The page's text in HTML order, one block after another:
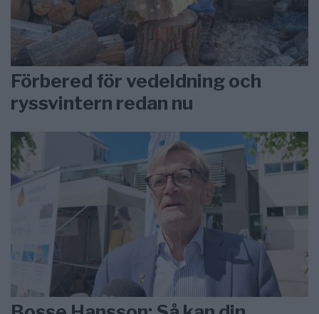
Förbered för vedeldning och
ryssvintern redan nu